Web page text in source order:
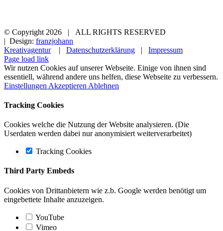
© Copyright 2026 | ALL RIGHTS RESERVED
| Design: franzjohann
Kreativagentur| Datenschutzerklärung | Impressum
Page load link
Wir nutzen Cookies auf unserer Webseite. Einige von ihnen sind
essentiell, während andere uns helfen, diese Webseite zu verbessern.
Einstellungen Akzeptieren Ablehnen
Tracking Cookies
Cookies welche die Nutzung der Website analysieren. (Die
Userdaten werden dabei nur anonymisiert weiterverarbeitet)
Tracking Cookies
Third Party Embeds
Cookies von Drittanbietern wie z.b. Google werden benötigt um
eingebettete Inhalte anzuzeigen.
YouTube
Vimeo